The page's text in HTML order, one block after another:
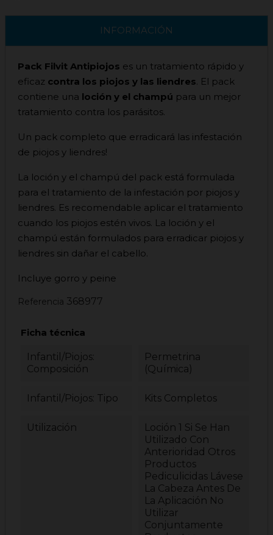
INFORMACIÓN
Pack Filvit Antipiojos es un tratamiento rápido y
eficaz contra los piojos y las liendres. El pack
contiene una loción y el champú para un mejor
tratamiento contra los parásitos.
Un pack completo que erradicará las infestación
de piojos y liendres!
La loción y el champú del pack está formulada
para el tratamiento de la infestación por piojos y
liendres. Es recomendable aplicar el tratamiento
cuando los piojos estén vivos. La loción y el
champú están formulados para erradicar piojos y
liendres sin dañar el cabello.
Incluye gorro y peine
Referencia 368977
Ficha técnica
Infantil/Piojos:
Composición
Permetrina
(química)
Infantil/Piojos: Tipo Kits Completos
Utilización
Loción 1 Si Se Han
Utilizado Con
Anterioridad Otros
Productos
Pediculicidas Lávese
La Cabeza Antes De
La Aplicación No
Utilizar
Conjuntamente